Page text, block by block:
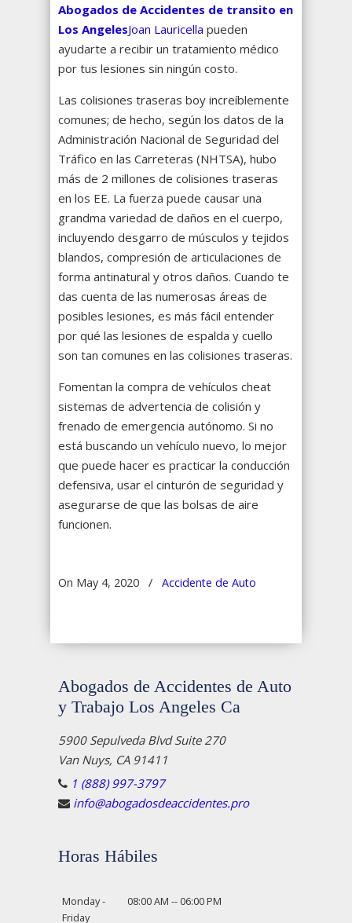
Abogados de Accidentes de transito en
Los AngelesJoan Lauricella pueden
ayudarte a recibir un tratamiento médico
por tus lesiones sin ningún costo.
Las colisiones traseras boy increíblemente
comunes; de hecho, según los datos de la
Administración Nacional de Seguridad del
Tráfico en las Carreteras (NHTSA), hubo
más de 2 millones de colisiones traseras
en los EE. La fuerza puede causar una
grandma variedad de daños en el cuerpo,
incluyendo desgarro de músculos y tejidos
blandos, compresión de articulaciones de
forma antinatural y otros daños. Cuando te
das cuenta de las numerosas áreas de
posibles lesiones, es más fácil entender
por qué las lesiones de espalda y cuello
son tan comunes en las colisiones traseras.
Fomentan la compra de vehículos cheat
sistemas de advertencia de colisión y
frenado de emergencia autónomo. Si no
está buscando un vehículo nuevo, lo mejor
que puede hacer es practicar la conducción
defensiva, usar el cinturón de seguridad y
asegurarse de que las bolsas de aire
funcionen.
On May 4, 2020 / Accidente de Auto
Abogados de Accidentes de Auto
y Trabajo Los Angeles Ca
5900 Sepulveda Blvd Suite 270
Van Nuys, CA 91411
1 (888) 997-3797
info@abogadosdeaccidentes.pro
Horas Hábiles
Monday -
Friday
08:00 AM -- 06:00 PM